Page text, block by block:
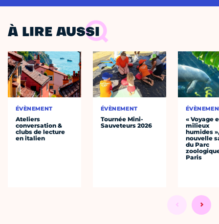
À LIRE AUSSI
ÉVÈNEMENT
Ateliers
conversation &
clubs de lecture
en italien
ÉVÈNEMENT
Tournée Mini-
Sauveteurs 2026
« Voyage
milieux
humides
nouvelle
du Parc
Paris